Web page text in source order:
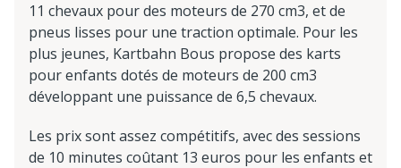
11 chevaux pour des moteurs de 270 cm3, et de
pneus lisses pour une traction optimale. Pour les
plus jeunes, Kartbahn Bous propose des karts
pour enfants dotés de moteurs de 200 cm3
développant une puissance de 6,5 chevaux.
Les prix sont assez compétitifs, avec des sessions
de 10 minutes coûtant 13 euros pour les enfants et